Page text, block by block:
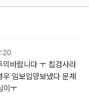
바랍니다 ㅜ 칩검사라
임보입양보냈다 문제
이ㅜ